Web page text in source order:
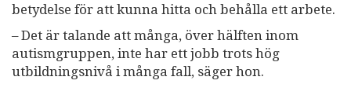
betydelse för att kunna hitta och behålla ett arbete.
– Det är talande att många, över hälften inom
autismgruppen, inte har ett jobb trots hög
utbildningsnivå i många fall, säger hon.